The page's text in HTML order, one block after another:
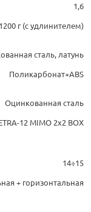
1,6
1200 г (с удлинителем)
сталь, латунь
Поликарбонат+ABS
Оцинкованная сталь
12 MIMO 2х2 BOX
14÷15
+ горизонтальная